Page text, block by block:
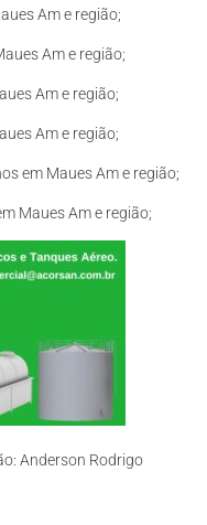
Am e região;
Am e região;
Am e região;
Am e região;
em Maues Am e região;
Maues Am e região;
Anderson Rodrigo